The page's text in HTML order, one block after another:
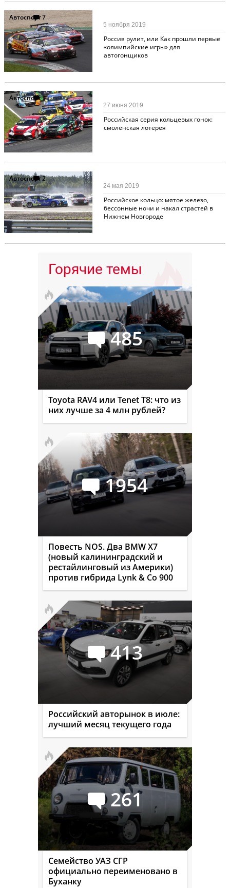
Автоспорт7
Россия рулит, или Как прошли первые
«олимпийские игры» для
автогонщиков
5 ноября 2019
Автоспорт1
Российская серия кольцевых гонок:
смоленская лотерея
27 июня 2019
Автоспорт2
Российское кольцо: мятое железо,
бессонные ночи и накал страстей в
Нижнем Новгороде
24 мая 2019
Горячие темы
485
Toyota RAV4 или Tenet T8: что из
них лучше за 4 млн рублей?
1954
Повесть NOS. Два BMW X7
(новый калининградский и
рестайлинговый из Америки)
против гибрида Lynk & Co 900
413
Российский авторынок в июле:
лучший месяц текущего года
261
Семейство УАЗ СГР
официально переименовано в
Буханку